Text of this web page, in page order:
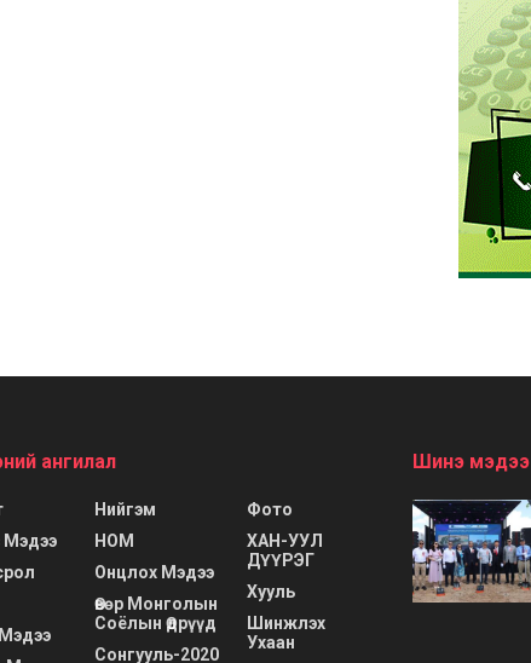
ангилал
Мэдээ
Нийгэм
НОМ
Онцлох Мэдээ
Өвөр Монголын
Соёлын Өдрүүд
Сонгууль-2020
Фото
ХАН-УУЛ
ДҮҮРЭГ
Хууль
Шинжлэх
Ухаан
Шинэ мэдээ